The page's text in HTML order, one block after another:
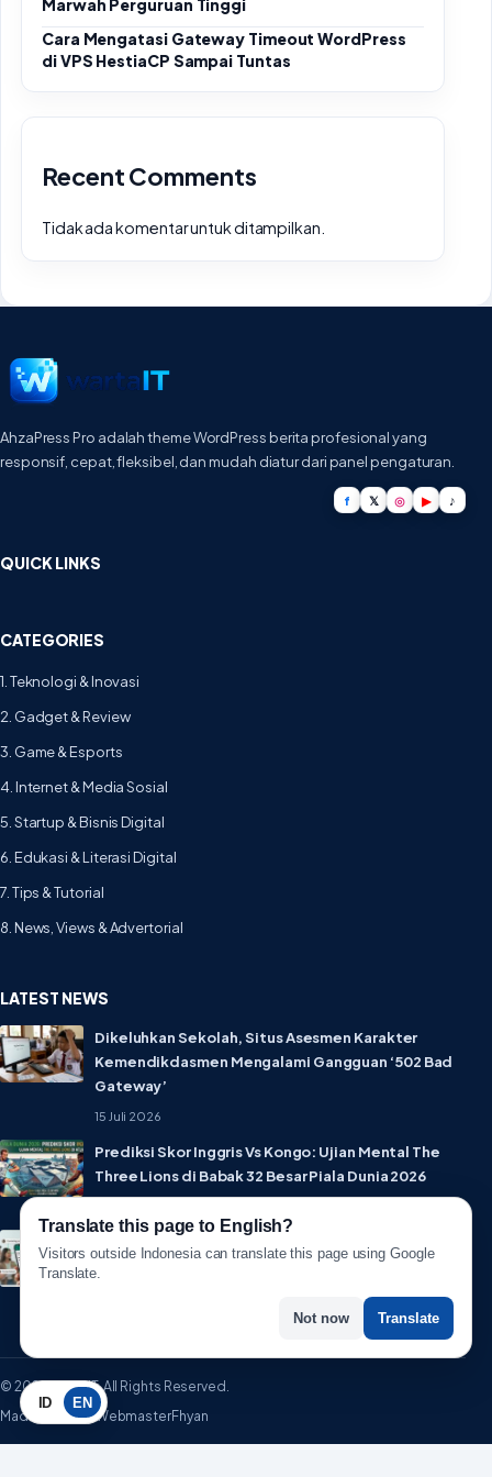
Marwah Perguruan Tinggi
Cara Mengatasi Gateway Timeout WordPress
di VPS HestiaCP Sampai Tuntas
Recent Comments
Tidak ada komentar untuk ditampilkan.
AhzaPress Pro adalah theme WordPress berita profesional yang
responsif, cepat, fleksibel, dan mudah diatur dari panel pengaturan.
f 𝕏 ◎ ▶ ♪
QUICK LINKS
CATEGORIES
1. Teknologi & Inovasi
2. Gadget & Review
3. Game & Esports
4. Internet & Media Sosial
5. Startup & Bisnis Digital
6. Edukasi & Literasi Digital
7. Tips & Tutorial
8. News, Views & Advertorial
LATEST NEWS
Dikeluhkan Sekolah, Situs Asesmen Karakter
Kemendikdasmen Mengalami Gangguan ‘502 Bad
Gateway’
15 Juli 2026
Prediksi Skor Inggris Vs Kongo: Ujian Mental The
Three Lions di Babak 32 Besar Piala Dunia 2026
Tak Perlu Lagi Sebar Nomor HP
© 2026 WartaIT. All Rights Reserved.
Made with ♥ by WebmasterFhyan
ID EN
Translate this page to English?
Visitors outside Indonesia can translate this page using Google
Translate.
Not now Translate